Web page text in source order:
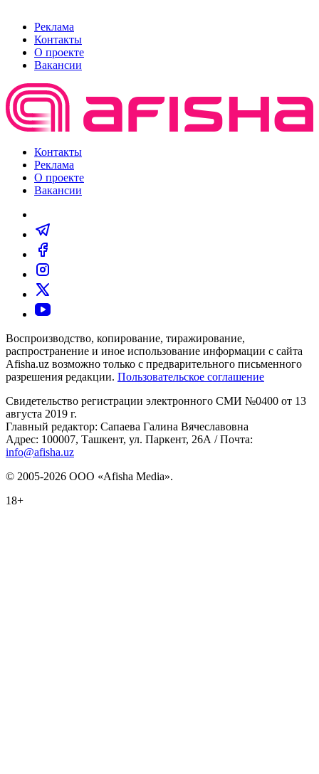
Реклама
Контакты
О проекте
Вакансии
Контакты
Реклама
О проекте
Вакансии
Воспроизводство, копирование, тиражирование,
распространение и иное использование информации с сайта
Afisha.uz возможно только с предварительного письменного
разрешения редакции. Пользовательское соглашение
Свидетельство регистрации электронного СМИ №0400 от 13
августа 2019 г.
Главный редактор: Сапаева Галина Вячеславовна
Адрес: 100007, Ташкент, ул. Паркент, 26А / Почта:
info@afisha.uz
© 2005-2026 ООО «Afisha Media».
18+